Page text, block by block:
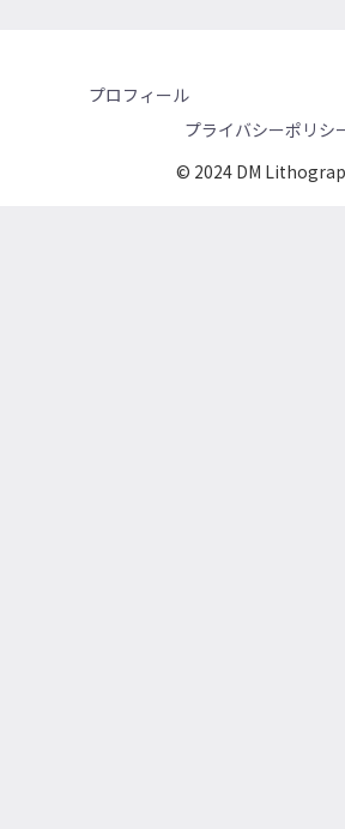
プロフィール
プライバシーポリシ
© 2024 DM